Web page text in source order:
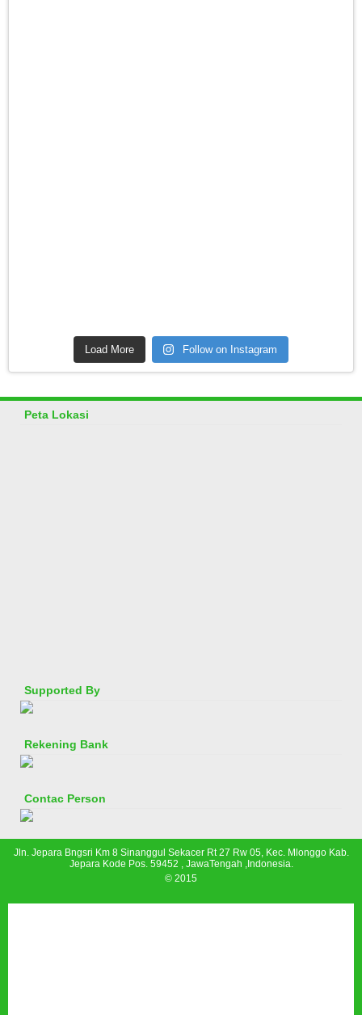
Load More Follow on Instagram
Peta Lokasi
Supported By
Rekening Bank
Contac Person
Jln. Jepara Bngsri Km 8 Sinanggul Sekacer Rt 27 Rw 05, Kec. Mlonggo Kab.
Jepara Kode Pos. 59452 , JawaTengah ,Indonesia.
© 2015